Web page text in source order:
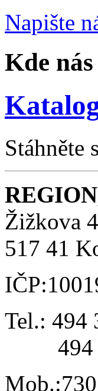
Napište
Kde
Stáhněte
Žižkova
517 41
Tel.: 494
494